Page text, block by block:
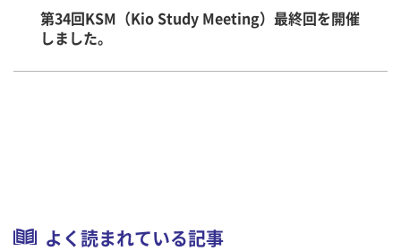
第34回KSM（Kio Study Meeting）最終回を開催
しました。
よく読まれている記事